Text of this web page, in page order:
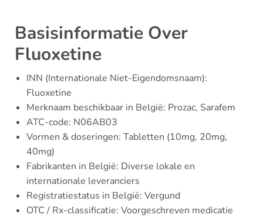
Basisinformatie Over
Fluoxetine
INN (Internationale Niet-Eigendomsnaam):
Fluoxetine
Merknaam beschikbaar in België: Prozac, Sarafem
ATC-code: N06AB03
Vormen & doseringen: Tabletten (10mg, 20mg,
40mg)
Fabrikanten in België: Diverse lokale en
internationale leveranciers
Registratiestatus in België: Vergund
OTC / Rx-classificatie: Voorgeschreven medicatie